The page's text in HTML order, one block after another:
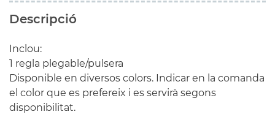
Descripció
Inclou:
1 regla plegable/pulsera
Disponible en diversos colors. Indicar en la comanda
el color que es prefereix i es servirà segons
disponibilitat.